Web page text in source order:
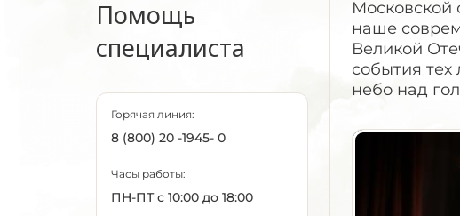
Помощь
специалиста
Горячая линия:
8 (800) 20 -1945- 0
Часы работы:
ПН-ПТ с 10:00 до 18:00
Московской
наше
Великой
события
небо над